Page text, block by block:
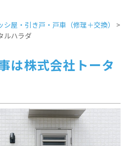
シ屋・引き戸・戸車（修理＋交換）
>
ルハラダ
は株式会社トータ